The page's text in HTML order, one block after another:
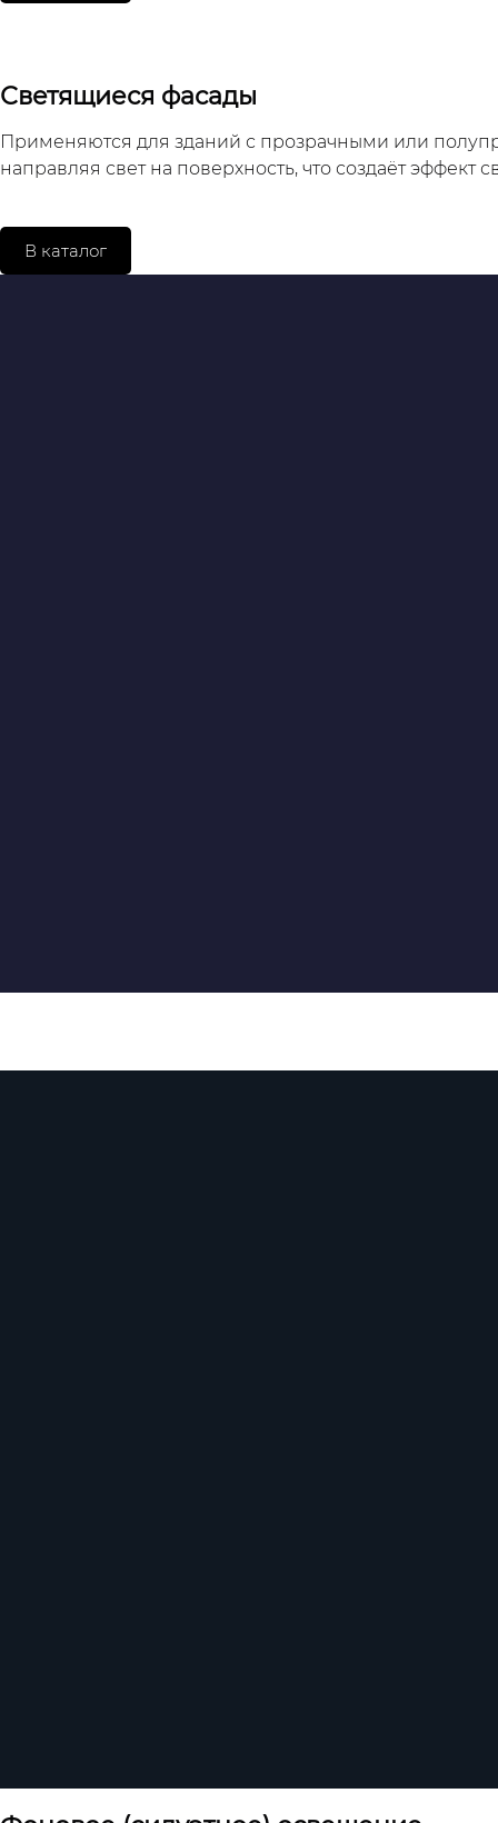
Светящиеся фасады
Применяются для зданий с прозрачными или
направляя свет на поверхность, что создаёт эффект
В каталог